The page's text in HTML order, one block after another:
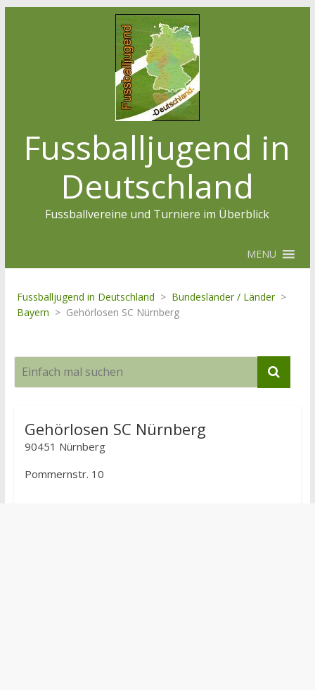
Fussballjugend in
Deutschland
Fussballvereine und Turniere im Überblick
MENU
Fussballjugend in Deutschland > Bundesländer / Länder >
Bayern > Gehörlosen SC Nürnberg
Gehörlosen SC Nürnberg
90451 Nürnberg
Pommernstr. 10